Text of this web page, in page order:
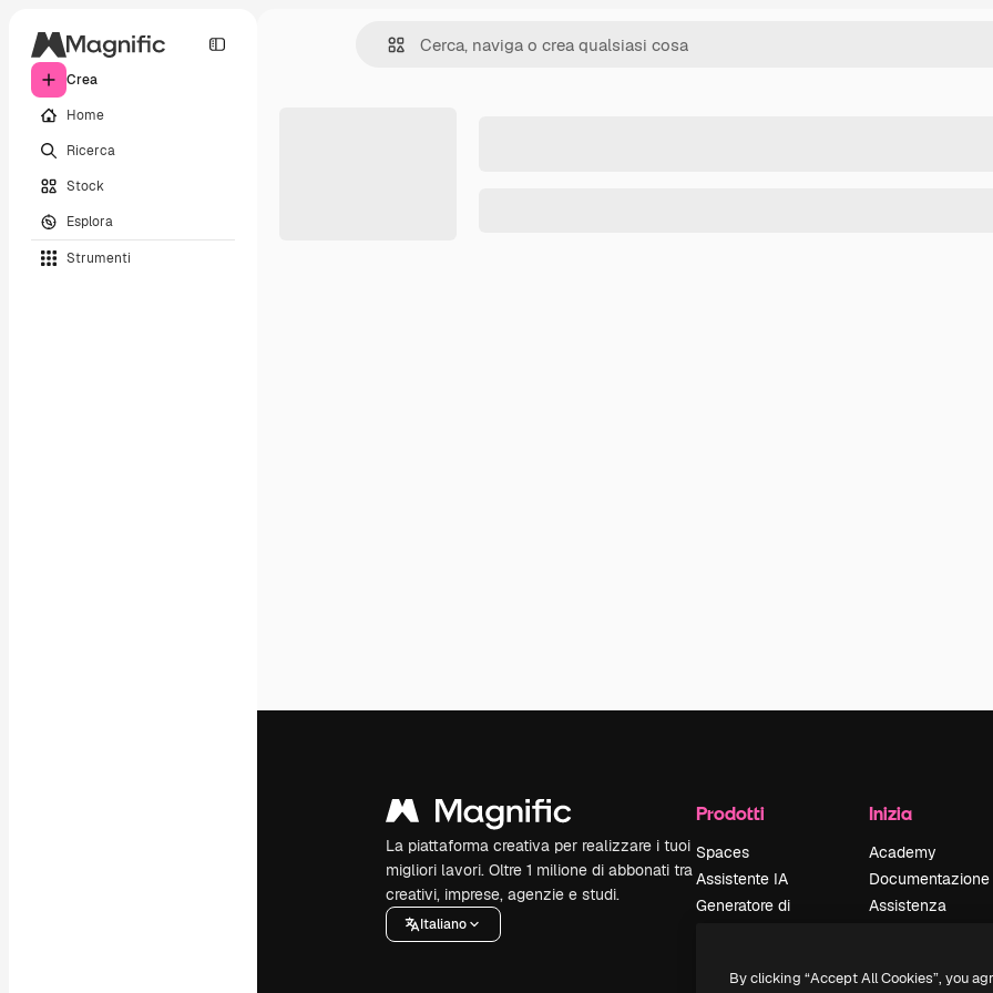
Crea
Home
Ricerca
Stock
Esplora
Strumenti
La piattaforma creativa per realizzare i tuoi
migliori lavori. Oltre 1 milione di abbonati tra
creativi, imprese, agenzie e studi.
Italiano
Prodotti
Spaces
Assistente IA
Generatore di
Inizia
Academy
Documentazione
Assistenza
Politica sulla
By clicking “Accept All Cookies”, you